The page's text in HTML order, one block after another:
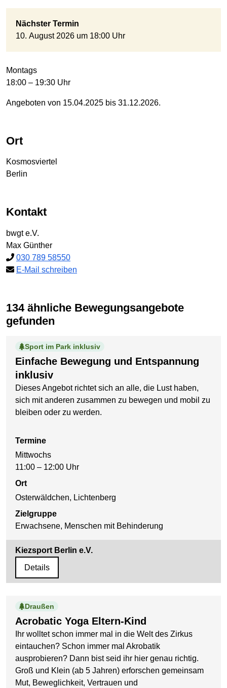
Nächster Termin
10. August 2026 um 18:00 Uhr
Montags
18:00 – 19:30 Uhr
Angeboten von 15.04.2025 bis 31.12.2026.
Ort
Kosmosviertel
Berlin
Kontakt
bwgt e.V.
Max Günther
030 789 58550
E-Mail schreiben
134 ähnliche Bewegungsangebote
gefunden
Einfache Bewegung und Entspannung
inklusiv
Sport im Park inklusiv
Dieses Angebot richtet sich an alle, die Lust haben,
sich mit anderen zusammen zu bewegen und mobil zu
bleiben oder zu werden.
Termine
Mittwochs
11:00 – 12:00 Uhr
Ort
Osterwäldchen, Lichtenberg
Zielgruppe
Erwachsene, Menschen mit Behinderung
Kiezsport Berlin e.V.
Details
Acrobatic Yoga Eltern-Kind
Draußen
Ihr wolltet schon immer mal in die Welt des Zirkus
eintauchen? Schon immer mal Akrobatik
ausprobieren? Dann bist seid ihr hier genau richtig.
Groß und Klein (ab 5 Jahren) erforschen gemeinsam
Mut, Beweglichkeit, Vertrauen und